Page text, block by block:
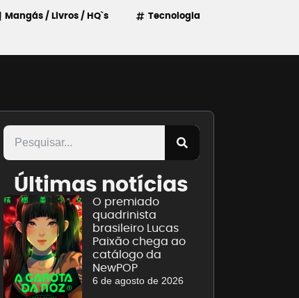
Mangás / Livros / HQ`s Tecnologia
Últimas notícias
O premiado
quadrinista
brasileiro Lucas
Paixão chega ao
catálogo da
NewPOP
6 de agosto de 2026